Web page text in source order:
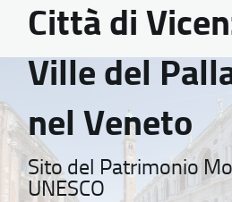
Città di
Ville del
nel Veneto
Sito del Patrimonio
UNESCO